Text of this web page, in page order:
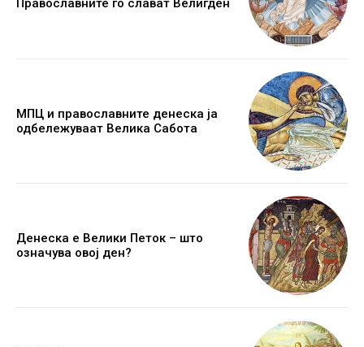
Православните го слават Велигден
МПЦ и православните денеска ја
одбележуваат Велика Сабота
Денеска е Велики Петок – што
означува овој ден?